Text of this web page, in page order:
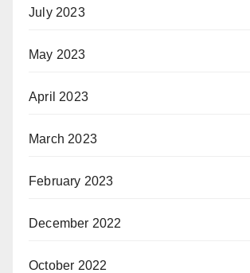
July 2023
May 2023
April 2023
March 2023
February 2023
December 2022
October 2022